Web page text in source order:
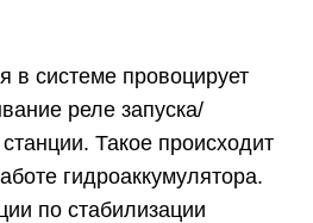
в системе провоцирует
реле запуска/
Такое происходит
гидроаккумулятора.
по стабилизации